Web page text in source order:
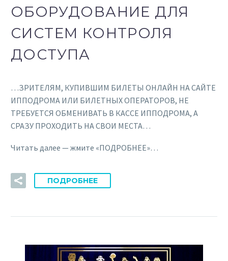
ОБОРУДОВАНИЕ ДЛЯ
СИСТЕМ КОНТРОЛЯ
ДОСТУПА
…ЗРИТЕЛЯМ, КУПИВШИМ БИЛЕТЫ ОНЛАЙН НА САЙТЕ
ИППОДРОМА ИЛИ БИЛЕТНЫХ ОПЕРАТОРОВ, НЕ
ТРЕБУЕТСЯ ОБМЕНИВАТЬ В КАССЕ ИППОДРОМА, А
СРАЗУ ПРОХОДИТЬ НА СВОИ МЕСТА…
Читать далее — жмите «ПОДРОБНЕЕ»…
ПОДРОБНЕЕ